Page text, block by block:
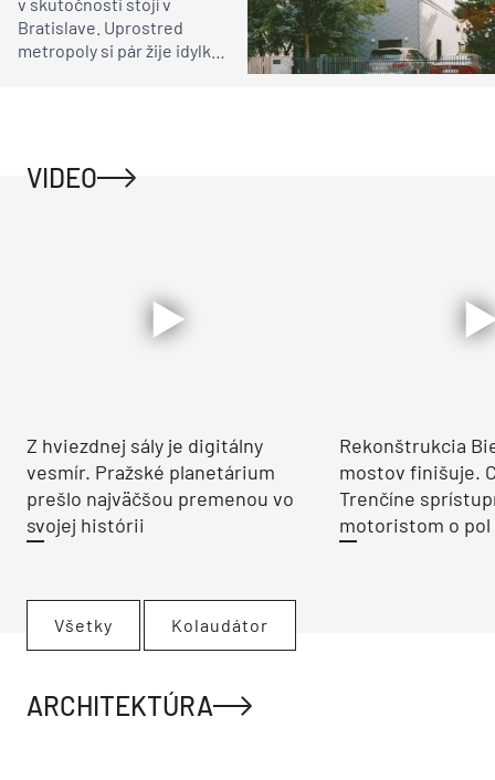
Bratislave. Uprostred
metropoly si pár žije idylku
VIDEO
Z hviezdnej sály je digitálny
vesmír. Pražské planetárium
prešlo najväčšou premenou vo
svojej histórii
Rekonštrukcia
mostov finišuje.
Trenčíne
motoristom o pol
Všetky Kolaudátor
ARCHITEKTÚRA